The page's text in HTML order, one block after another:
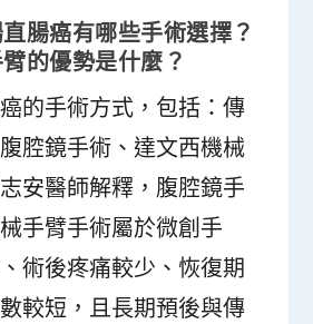
腸癌有哪些手術選擇？
的優勢是什麼？
的手術方式，包括：傳
腔鏡手術、達文西機械
安醫師解釋，腹腔鏡手
手臂手術屬於微創手
術後疼痛較少、恢復期
較短，且長期預後與傳